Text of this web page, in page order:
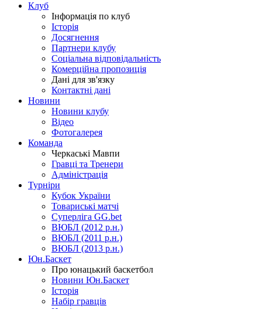
Клуб
Інформація по клуб
Історія
Досягнення
Партнери клубу
Соціальна відповідальність
Комерційна пропозиція
Дані для зв'язку
Контактні дані
Новини
Новини клубу
Відео
Фотогалерея
Команда
Черкаські Мавпи
Гравці та Тренери
Адміністрація
Турніри
Кубок України
Товариські матчі
Суперліга GG.bet
ВЮБЛ (2012 р.н.)
ВЮБЛ (2011 р.н.)
ВЮБЛ (2013 р.н.)
Юн.Баскет
Про юнацький баскетбол
Новини Юн.Баскет
Історія
Набір гравців